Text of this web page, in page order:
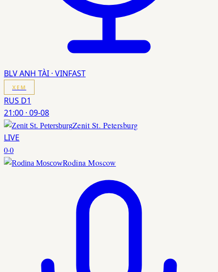
BLV ANH TÀI · VINFAST
XEM
RUS D1
21:00 · 09-08
Zenit St. Petersburg
LIVE
0·0
Rodina Moscow